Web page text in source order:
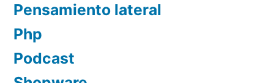
Pensamiento lateral
Php
Podcast